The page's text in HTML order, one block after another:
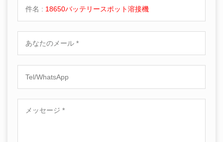
件名 : 18650バッテリースポット溶接機